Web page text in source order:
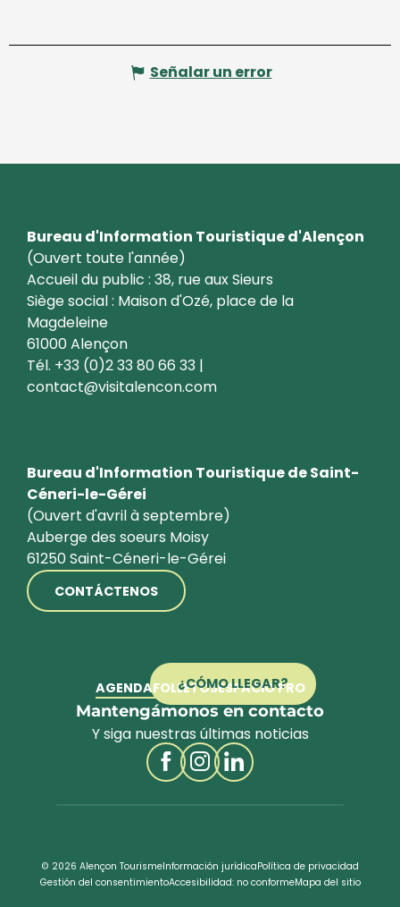
Señalar un error
Bureau d'Information Touristique d'Alençon
(Ouvert toute l'année)
Accueil du public : 38, rue aux Sieurs
Siège social : Maison d'Ozé, place de la
Magdeleine
61000 Alençon
Tél. +33 (0)2 33 80 66 33 |
contact@visitalencon.com
Bureau d'Information Touristique de Saint-
Céneri-le-Gérei
(Ouvert d'avril à septembre)
Auberge des soeurs Moisy
61250 Saint-Céneri-le-Gérei
CONTÁCTENOS
¿CÓMO LLEGAR?
AGENDAFOLLETOSESPACIO PRO
Mantengámonos en contacto
Y siga nuestras últimas noticias
© 2026 Alençon TourismeInformación jurídicaPolítica de privacidad
Gestión del consentimientoAccesibilidad: no conformeMapa del sitio